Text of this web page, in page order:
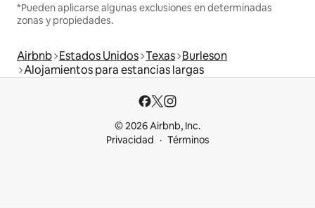
*Pueden aplicarse algunas exclusiones en determinadas
zonas y propiedades.
Airbnb Estados Unidos Texas Burleson
Alojamientos para estancias largas
© 2026 Airbnb, Inc.
Privacidad
Términos